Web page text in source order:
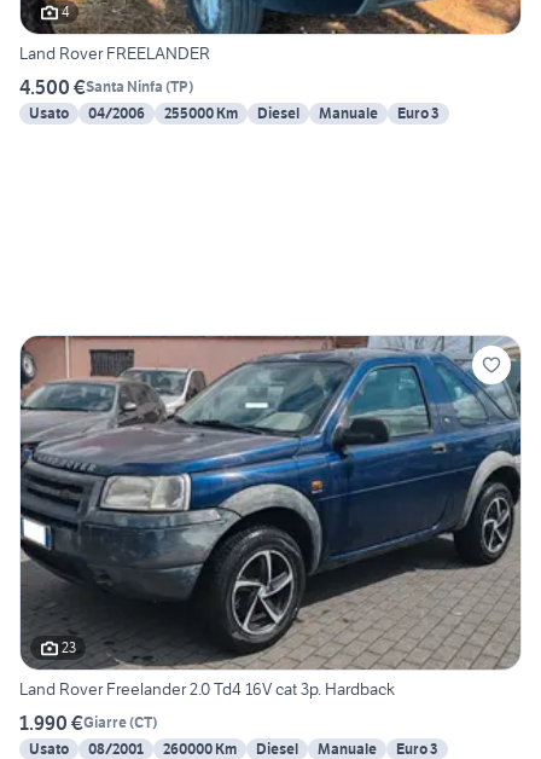
4
Land Rover FREELANDER
4.500 €Santa Ninfa (TP)
Usato
04/2006 255000 Km Diesel Manuale Euro 3
23
Land Rover Freelander 2.0 Td4 16V cat 3p. Hardback
1.990 €Giarre(CT)
Usato
08/2001 260000 Km Diesel Manuale
Euro 3